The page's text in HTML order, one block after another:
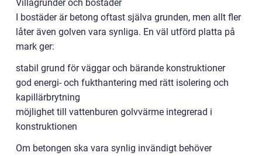
Villagrunder och bostäder
I bostäder är betong oftast själva grunden, men allt fler
låter även golven vara synliga. En väl utförd platta på
mark ger:
stabil grund för väggar och bärande konstruktioner
god energi- och fukthantering med rätt isolering och
kapillärbrytning
möjlighet till vattenburen golvvärme integrerad i
konstruktionen
Om betongen ska vara synlig invändigt behöver